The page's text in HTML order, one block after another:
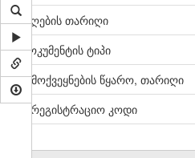
მიღების თარიღი
დოკუმენტის ტიპი
გამოქვეყნების წყარო, თარიღი
სარეგისტრაციო კოდი